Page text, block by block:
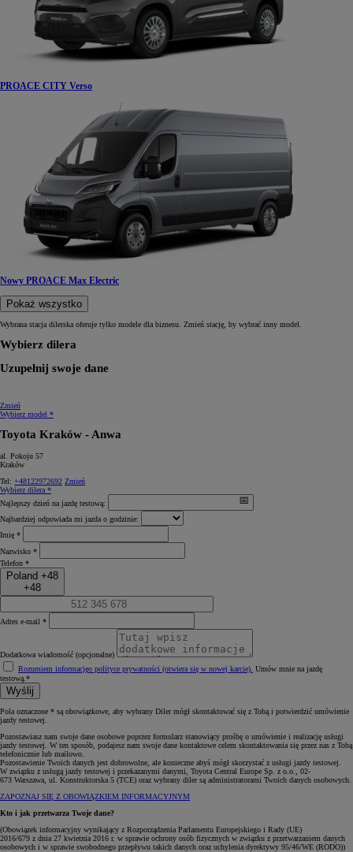
PROACE CITY Verso
Nowy PROACE Max Electric
Pokaż wszystko
Wybrana stacja dilerska oferuje tylko modele dla biznesu. Zmień stację, by wybrać inny model.
Wybierz dilera
Uzupełnij swoje dane
Zmień
Wybierz model *
Toyota Kraków - Anwa
al. Pokoju 57
Kraków
Tel: +48122972692 Zmień
Wybierz dilera *
Najlepszy dzień na jazdę testową:
Najbardziej odpowiada mi jazda o godzinie:
Imię *
Nazwisko *
Telefon *
Poland +48
+48
Adres e-mail *
Dodatkowa wiadomość (opcjonalne)
Rozumiem informacjęo polityce prywatności (otwiera się w nowej karcie) Umów mnie na jazdę
testową.*
Wyślij
Pola oznaczone * są obowiązkowe, aby wybrany Diler mógł skontaktować się z Tobą i potwierdzić umówienie
jazdy testowej.
Pozostawiasz nam swoje dane osobowe poprzez formularz stanowiący prośbę o umówienie i realizację usługi
jazdy testowej. W ten sposób, podajesz nam swoje dane kontaktowe celem skontaktowania się przez nas z Tobą
telefonicznie lub mailowo.
Pozostawienie Twoich danych jest dobrowolne, ale konieczne abyś mógł skorzystać z usługi jazdy testowej.
W związku z usługą jazdy testowej i przekazanymi danymi, Toyota Central Europe Sp. z o.o., 02-
673 Warszawa, ul. Konstruktorska 5 (TCE) oraz wybrany diler są administratorami Twoich danych osobowych.
ZAPOZNAJ SIĘ Z OBOWIĄZKIEM INFORMACYJNYM
Kto i jak przetwarza Twoje dane?
(Obowiązek informacyjny wynikający z Rozporządzenia Parlamentu Europejskiego i Rady (UE)
2016/679 z dnia 27 kwietnia 2016 r. w sprawie ochrony osób fizycznych w związku z przetwarzaniem danych
osobowych i w sprawie swobodnego przepływu takich danych oraz uchylenia dyrektywy 95/46/WE (RODO))